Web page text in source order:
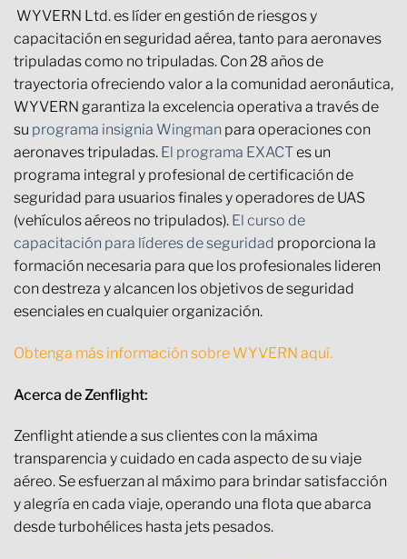
WYVERN Ltd. es líder en gestión de riesgos y
capacitación en seguridad aérea, tanto para aeronaves
tripuladas como no tripuladas. Con 28 años de
trayectoria ofreciendo valor a la comunidad aeronáutica,
WYVERN garantiza la excelencia operativa a través de
su programa insignia Wingman para operaciones con
aeronaves tripuladas. El programa EXACTes un
programa integral y profesional de certificación de
seguridad para usuarios finales y operadores de UAS
(vehículos aéreos no tripulados). El curso de
capacitación para líderes de seguridad proporciona la
formación necesaria para que los profesionales lideren
con destreza y alcancen los objetivos de seguridad
esenciales en cualquier organización.
Obtenga más información sobre WYVERN aquí.
Acerca de Zenflight:
Zenflight atiende a sus clientes con la máxima
transparencia y cuidado en cada aspecto de su viaje
aéreo. Se esfuerzan al máximo para brindar satisfacción
y alegría en cada viaje, operando una flota que abarca
desde turbohélices hasta jets pesados.